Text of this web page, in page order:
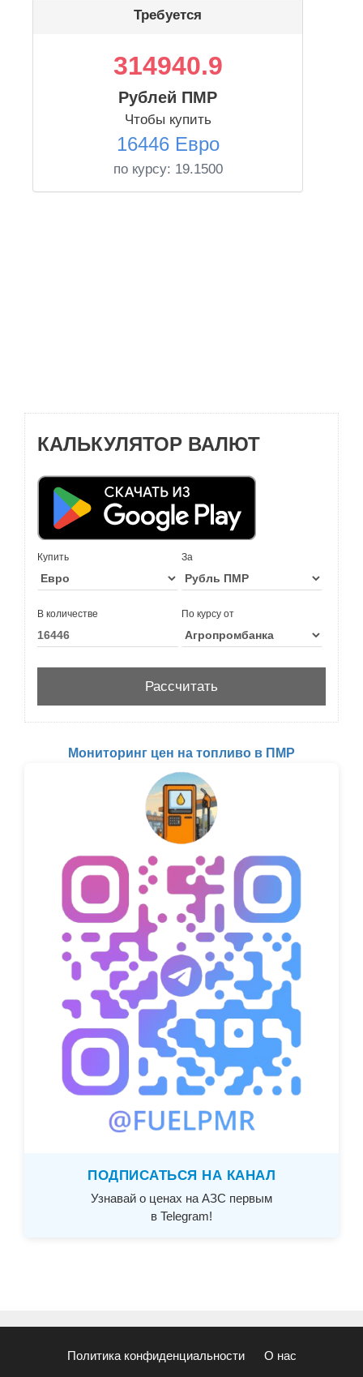
Требуется
314940.9
Рублей ПМР
Чтобы купить
16446 Евро
по курсу: 19.1500
КАЛЬКУЛЯТОР ВАЛЮТ
Купить За
В количестве По курсу от
Мониторинг цен на топливо в ПМР
ПОДПИСАТЬСЯ НА КАНАЛ
Узнавай о ценах на АЗС первым
в Telegram!
Политика конфиденциальности О нас